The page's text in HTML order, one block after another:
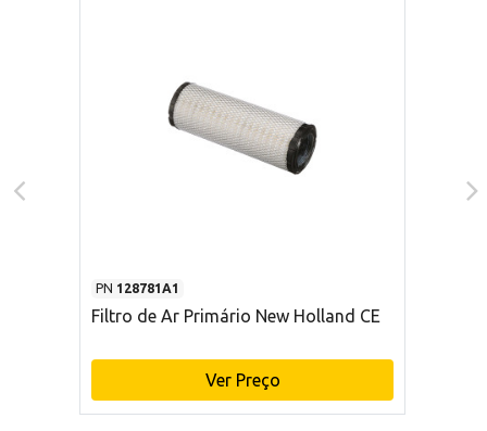
PN 128781A1
Filtro de Ar Primário New Holland CE
Ver Preço